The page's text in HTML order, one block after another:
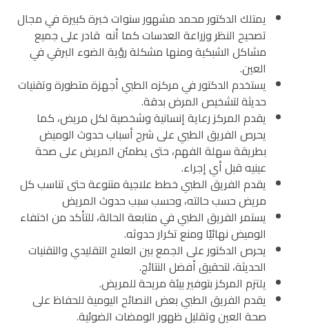
يمتلك الدكتور محمد مشهور سنوات خبرة كبيرة في مجال
تصحيح النظر وزراعة العدسات كما أنه قادر على جميع
مشاكل الشبكية ومنها مشكلة رؤية الضوء البرقي في
العين.
يستخدم الدكتور في مركزه الطبي أجهزة متطورة وتقنيات
حديثة لتشخيص المرض بدقة.
يقدم المركز رعاية إنسانية وشخصية لكل مريض، كما
يحرص الفريق الطبي على شرح أسباب حدوث الوميض
بطريقة سهلة الفهم، حتى يطمئن المريض على صحة
عينيه قبل أي إجراء.
يقدم الفريق الطبي خطط علاجية متنوعة حتى تناسب كل
مريض حسب حالته، وحسب سبب حدوث المريض
يستمر الفريق الطبي في متابعة الحالة، للتأكد من اختفاء
الوميض نهائيًا ومنع تكرار حدوثه.
يحرص الدكتور على الجمع بين العلاج التقليدي والتقنيات
الحديثة، لتحقيق أفضل النتائج.
يلتزم المركز بتوفير بيئة مريحة للمريض.
يقدم الفريق الطبي بعض النصائح اليومية للحفاظ على
صحة العين وتقليل ظهور الومضات الضوئية.